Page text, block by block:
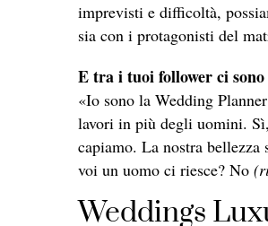
imprevisti e difficoltà,
sia con i protagonisti del
E tra i tuoi follower ci
«Io sono la Wedding
lavori in più degli uomini.
capiamo. La nostra
voi un uomo ci riesce? No
Weddings